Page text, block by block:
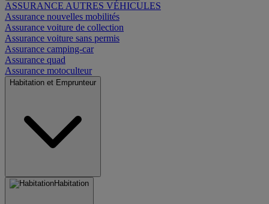
ASSURANCE AUTRES VÉHICULES
Assurance nouvelles mobilités
Assurance voiture de collection
Assurance voiture sans permis
Assurance camping-car
Assurance quad
Assurance motoculteur
Habitation et Emprunteur
Habitation